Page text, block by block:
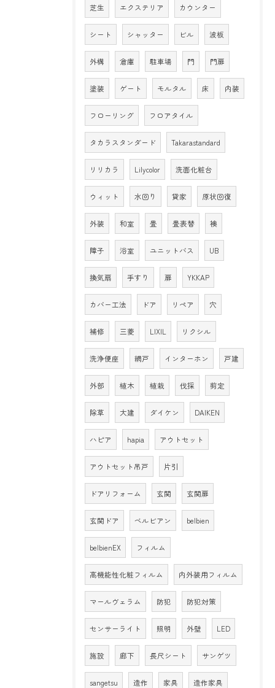
芝生 エクステリア カウンター
シート シャッター ビル 波板
外構 倉庫 駐車場 門 門扉
塗装 ゲート モルタル 床 内装
フローリング フロアタイル
タカラスタンダード Takarastandard
リリカラ Lilycolor 洗面化粧台
ウィット 水回り 貸家 原状回復
外装 和室 畳 畳表替 襖
障子 浴室 ユニットバス UB
換気扇 手すり 扉 YKKAP
カバー工法 ドア リペア 穴
補修 三菱 LIXIL リクシル
洗浄便座 網戸 インターホン 戸建
外部 植木 植栽 伐採 剪定
除草 大建 ダイケン DAIKEN
ハピア hapia アウトセット
アウトセット吊戸 片引
ドアリフォーム 玄関 玄関扉
玄関ドア ベルビアン belbien
belbienEX フィルム
高機能性化粧フィルム 内外装用フィルム
マールヴェラム 防犯 防犯対策
センサーライト 照明 外壁 LED
施設 廊下 長尺シート サンゲツ
sangetsu 造作 家具 造作家具